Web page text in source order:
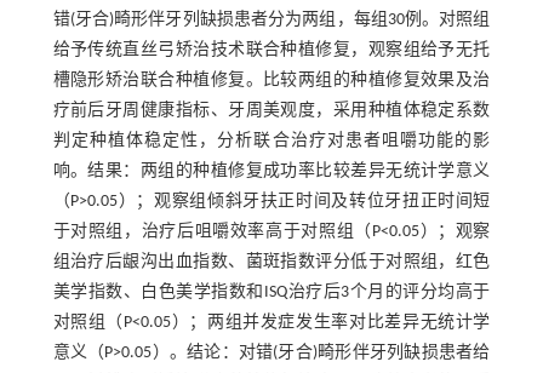
错(牙合)畸形伴牙列缺损患者分为两组，每组30例。对照组
给予传统直丝弓矫治技术联合种植修复，观察组给予无托
槽隐形矫治联合种植修复。比较两组的种植修复效果及治
疗前后牙周健康指标、牙周美观度，采用种植体稳定系数
判定种植体稳定性，分析联合治疗对患者咀嚼功能的影
响。结果：两组的种植修复成功率比较差异无统计学意义
（P>0.05）；观察组倾斜牙扶正时间及转位牙扭正时间短
于对照组，治疗后咀嚼效率高于对照组（P<0.05）；观察
组治疗后龈沟出血指数、菌斑指数评分低于对照组，红色
美学指数、白色美学指数和ISQ治疗后3个月的评分均高于
对照组（P<0.05）；两组并发症发生率对比差异无统计学
意义（P>0.05）。结论：对错(牙合)畸形伴牙列缺损患者给